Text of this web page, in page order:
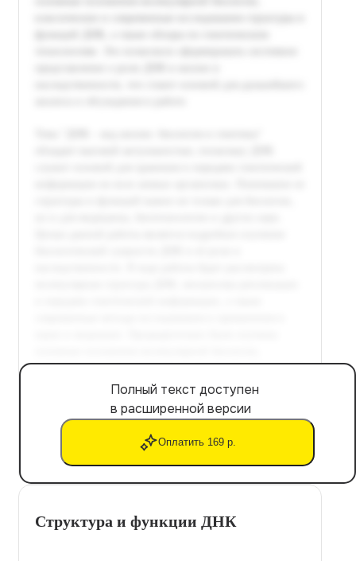
Полный текст доступен
в расширенной версии
Оплатить 169 р.
Структура и функции ДНК